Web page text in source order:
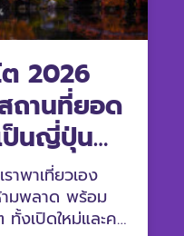
ต 2026
ป็นญี่ปุ่น
ราพาเที่ยวเอง
ามพลาด พร้อม
งเปิดใหม่และคน